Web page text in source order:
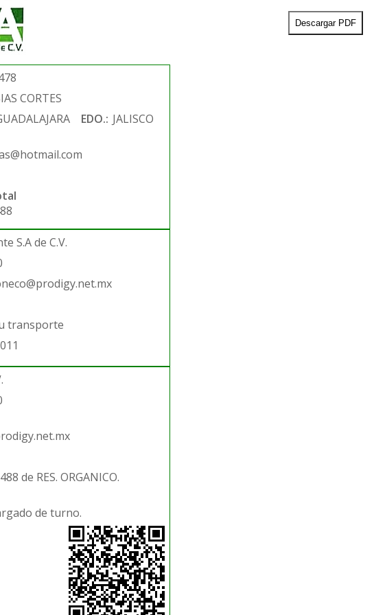
Descargar PDF
CORTES
EDO.: JALISCO
S.A de C.V.
transporte
de RES. ORGANICO.
de turno.